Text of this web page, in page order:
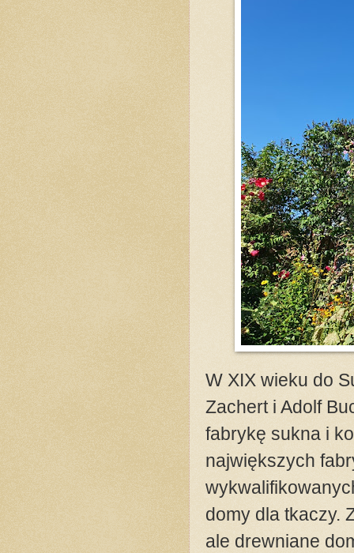
W XIX wieku do
Zachert i Adolf
fabrykę sukna i
największych
domy dla tkaczy.
ale drewniane